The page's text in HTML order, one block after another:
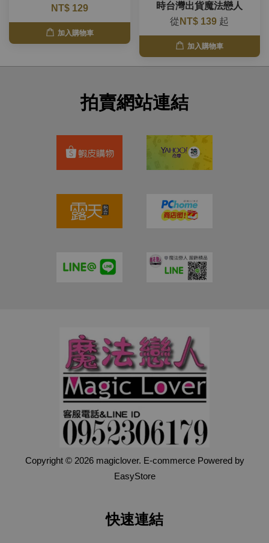
NT$ 129
加入購物車
時台灣出貨魔法戀人
從 NT$ 139 起
加入購物車
拍賣網站連結
Copyright © 2026 magiclover. E-commerce Powered by
EasyStore
快速連結